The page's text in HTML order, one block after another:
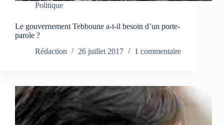
Politique
Le gouvernement Tebboune a-t-il besoin d’un porte-
parole ?
Rédaction
26 juillet 2017 1 commentaire